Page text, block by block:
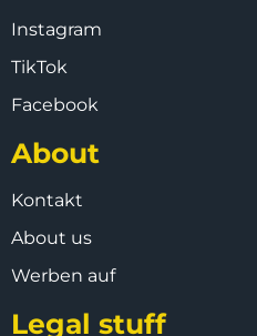
Instagram
TikTok
Facebook
About
Kontakt
About us
Werben auf
Legal stuff